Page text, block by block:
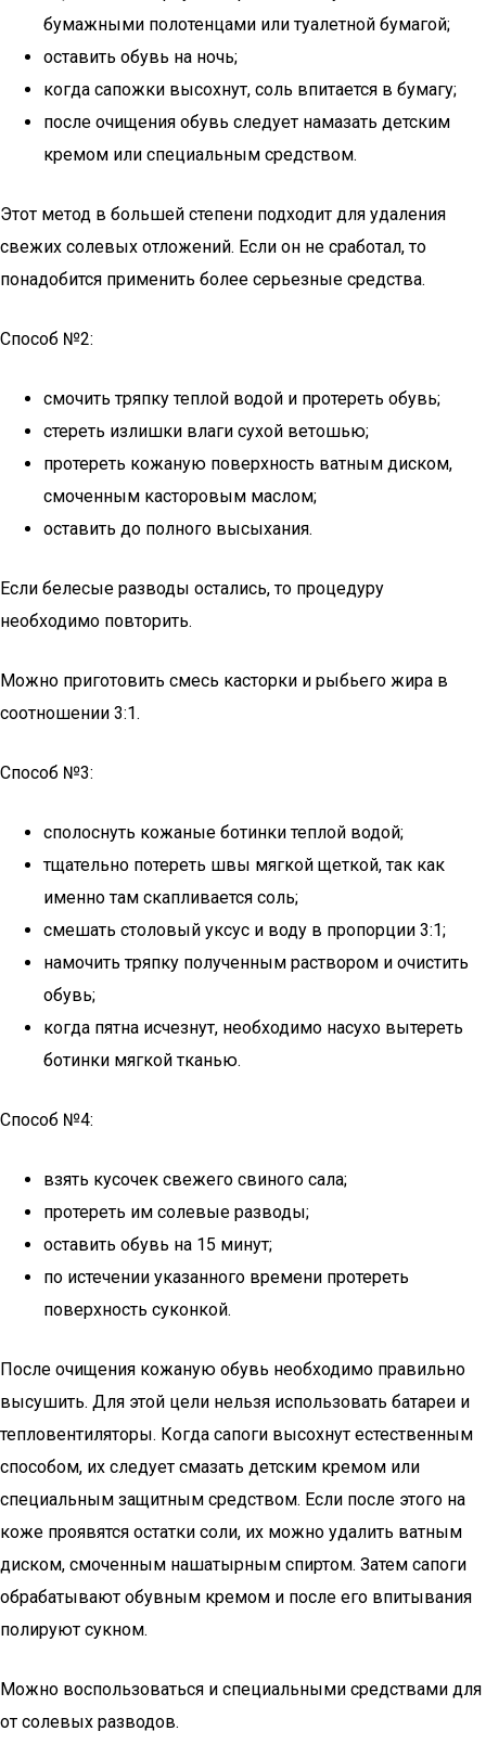
бумажными полотенцами или туалетной бумагой;
оставить обувь на ночь;
когда сапожки высохнут, соль впитается в бумагу;
после очищения обувь следует намазать детским
кремом или специальным средством.
Этот метод в большей степени подходит для удаления
свежих солевых отложений. Если он не сработал, то
понадобится применить более серьезные средства.
Способ №2:
смочить тряпку теплой водой и протереть обувь;
стереть излишки влаги сухой ветошью;
протереть кожаную поверхность ватным диском,
смоченным касторовым маслом;
оставить до полного высыхания.
Если белесые разводы остались, то процедуру
необходимо повторить.
Можно приготовить смесь касторки и рыбьего жира в
соотношении 3:1.
Способ №3:
сполоснуть кожаные ботинки теплой водой;
тщательно потереть швы мягкой щеткой, так как
именно там скапливается соль;
смешать столовый уксус и воду в пропорции 3:1;
намочить тряпку полученным раствором и очистить
обувь;
когда пятна исчезнут, необходимо насухо вытереть
ботинки мягкой тканью.
Способ №4:
взять кусочек свежего свиного сала;
протереть им солевые разводы;
оставить обувь на 15 минут;
по истечении указанного времени протереть
поверхность суконкой.
После очищения кожаную обувь необходимо правильно
высушить. Для этой цели нельзя использовать батареи и
тепловентиляторы. Когда сапоги высохнут естественным
способом, их следует смазать детским кремом или
специальным защитным средством. Если после этого на
коже проявятся остатки соли, их можно удалить ватным
диском, смоченным нашатырным спиртом. Затем сапоги
обрабатывают обувным кремом и после его впитывания
полируют сукном.
Можно воспользоваться и специальными средствами для
от солевых разводов.